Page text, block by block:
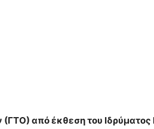
από έκθεση του Ιδρύματος